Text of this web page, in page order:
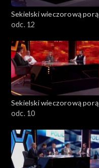
Sekielski wieczorową porą
odc. 12
Sekielski wieczorową porą
odc. 10